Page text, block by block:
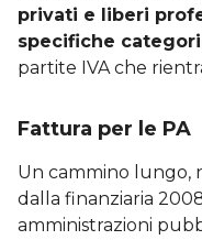
privati e liberi
specifiche
partite IVA che
Fattura per le PA
Un cammino lungo,
dalla finanziaria
amministrazioni